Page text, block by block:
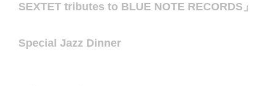
SEXTET tributes to BLUE NOTE RECORDS」
Special Jazz Dinner